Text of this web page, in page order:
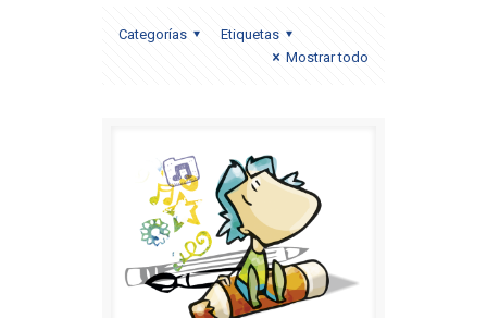
Categorías
Etiquetas
Mostrar todo